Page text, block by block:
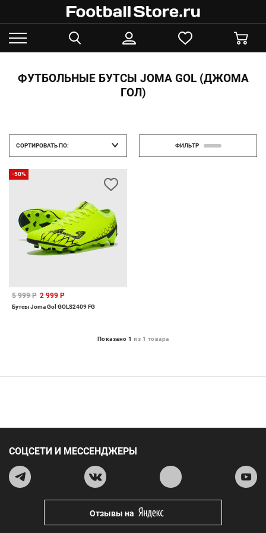
ФУТБОЛЬНЫЕ БУТСЫ JOMA GOL (ДЖОМА
ГОЛ)
СОРТИРОВАТЬ ПО: ФИЛЬТР
-50%
5 999 Р 2 999 Р
Бутсы Joma Gol GOLS2409 FG
Показано 1 из 1 товара
СОЦСЕТИ И МЕССЕНДЖЕРЫ
Отзывы на